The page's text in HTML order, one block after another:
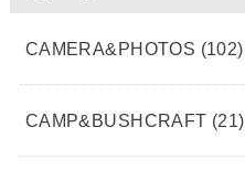
CAMERA&PHOTOS (102)
CAMP&BUSHCRAFT (21)